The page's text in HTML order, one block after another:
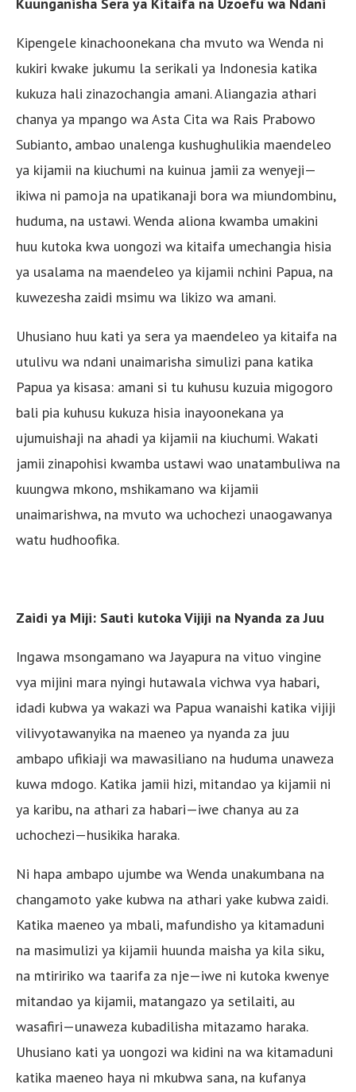
Kipengele kinachoonekana cha mvuto wa Wenda ni
kukiri kwake jukumu la serikali ya Indonesia katika
kukuza hali zinazochangia amani. Aliangazia athari
chanya ya mpango wa Asta Cita wa Rais Prabowo
Subianto, ambao unalenga kushughulikia maendeleo
ya kijamii na kiuchumi na kuinua jamii za wenyeji—
ikiwa ni pamoja na upatikanaji bora wa miundombinu,
huduma, na ustawi. Wenda aliona kwamba umakini
huu kutoka kwa uongozi wa kitaifa umechangia hisia
ya usalama na maendeleo ya kijamii nchini Papua, na
kuwezesha zaidi msimu wa likizo wa amani.
Uhusiano huu kati ya sera ya maendeleo ya kitaifa na
utulivu wa ndani unaimarisha simulizi pana katika
Papua ya kisasa: amani si tu kuhusu kuzuia migogoro
bali pia kuhusu kukuza hisia inayoonekana ya
ujumuishaji na ahadi ya kijamii na kiuchumi. Wakati
jamii zinapohisi kwamba ustawi wao unatambuliwa na
kuungwa mkono, mshikamano wa kijamii
unaimarishwa, na mvuto wa uchochezi unaogawanya
watu hudhoofika.
Zaidi ya Miji: Sauti kutoka Vijiji na Nyanda za Juu
Ingawa msongamano wa Jayapura na vituo vingine
vya mijini mara nyingi hutawala vichwa vya habari,
idadi kubwa ya wakazi wa Papua wanaishi katika vijiji
vilivyotawanyika na maeneo ya nyanda za juu
ambapo ufikiaji wa mawasiliano na huduma unaweza
kuwa mdogo. Katika jamii hizi, mitandao ya kijamii ni
ya karibu, na athari za habari—iwe chanya au za
uchochezi—husikika haraka.
Ni hapa ambapo ujumbe wa Wenda unakumbana na
changamoto yake kubwa na athari yake kubwa zaidi.
Katika maeneo ya mbali, mafundisho ya kitamaduni
na masimulizi ya kijamii huunda maisha ya kila siku,
na mtiririko wa taarifa za nje—iwe ni kutoka kwenye
mitandao ya kijamii, matangazo ya setilaiti, au
wasafiri—unaweza kubadilisha mitazamo haraka.
Uhusiano kati ya uongozi wa kidini na wa kitamaduni
katika maeneo haya ni mkubwa sana, na kufanya